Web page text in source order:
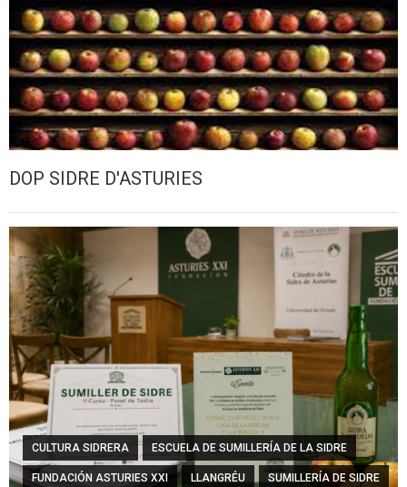
DOP SIDRE D'ASTURIES
CULTURA SIDRERA ESCUELA DE SUMILLERÍA DE LA SIDRE
FUNDACIÓN ASTURIES XXI LLANGRÉU SUMILLERÍA DE SIDRE